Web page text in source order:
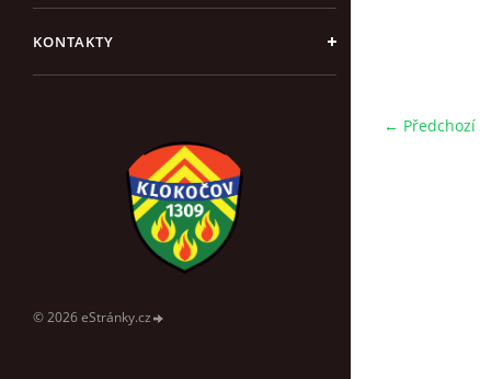
KONTAKTY
© 2026 eStránky.cz
← Předchozí